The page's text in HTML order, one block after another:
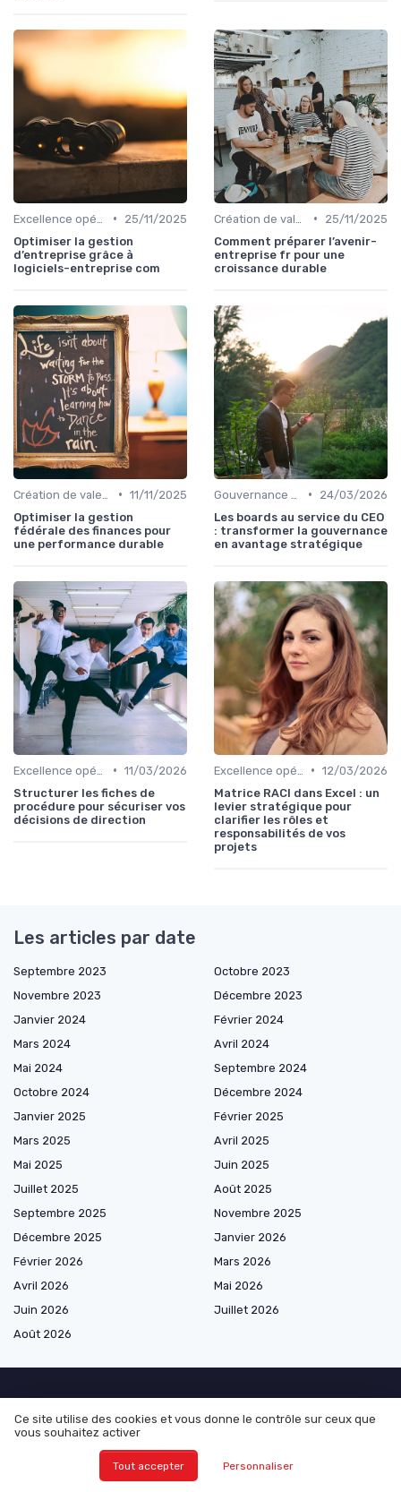
•
25/11/2025
Optimiser la gestion
d’entreprise grâce à
logiciels-entreprise com
•
25/11/2025
Comment préparer l’avenir-
entreprise fr pour une
croissance durable
• 11/11/2025
Optimiser la gestion
fédérale des finances pour
une performance durable
•
24/03/2026
Les boards au service du CEO
: transformer la gouvernance
en avantage stratégique
• 11/03/2026
Structurer les fiches de
procédure pour sécuriser vos
décisions de direction
• 12/03/2026
Matrice RACI dans Excel : un
levier stratégique pour
clarifier les rôles et
responsabilités de vos
projets
Les articles par date
Septembre 2023
Octobre 2023
Novembre 2023
Décembre 2023
Janvier 2024
Février 2024
Mars 2024
Avril 2024
Mai 2024
Septembre 2024
Octobre 2024
Décembre 2024
Janvier 2025
Février 2025
Mars 2025
Avril 2025
Mai 2025
Juin 2025
Juillet 2025
Août 2025
Septembre 2025
Novembre 2025
Décembre 2025
Janvier 2026
Février 2026
Mars 2026
Avril 2026
Mai 2026
Juin 2026
Juillet 2026
Août 2026
Marketplace de prestataires
Ce site utilise des cookies et vous donne le contrôle sur ceux que
vous souhaitez activer
Tout accepter Personnaliser